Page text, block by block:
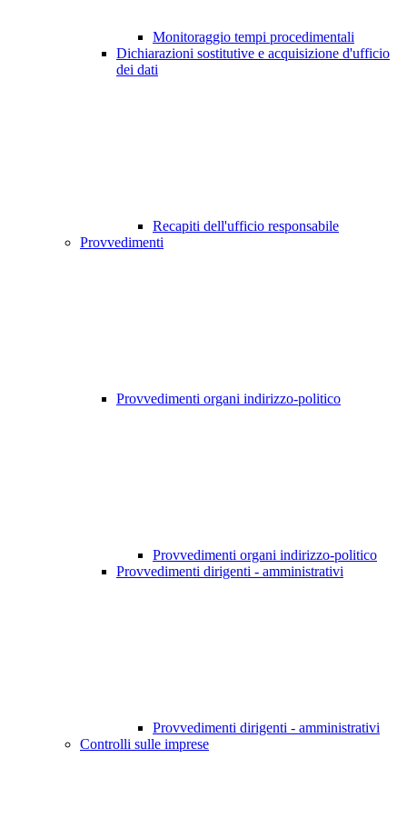
Monitoraggio tempi procedimentali
Dichiarazioni sostitutive e acquisizione d'ufficio
dei dati
Recapiti dell'ufficio responsabile
Provvedimenti
Provvedimenti organi indirizzo-politico
Provvedimenti organi indirizzo-politico
Provvedimenti dirigenti - amministrativi
Provvedimenti dirigenti - amministrativi
Controlli sulle imprese